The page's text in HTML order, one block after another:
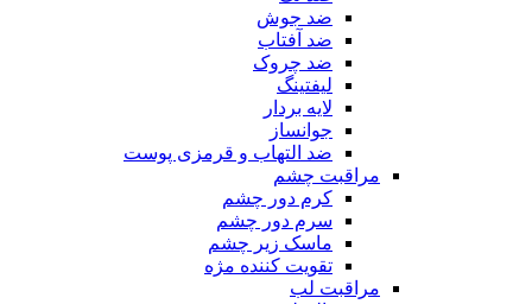
ضد جوش
ضد آفتاب
ضد چروک
لیفتینگ
لایه بردار
جوانساز
ضد التهاب و قرمزی پوست
مراقبت چشم
کرم دور چشم
سرم دور چشم
ماسک زیر چشم
تقویت کننده مژه
مراقبت لب